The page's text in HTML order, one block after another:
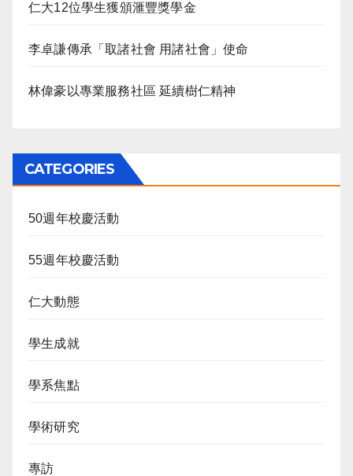
仁大12位學生獲頒滙豐獎學金
李卓謙傳承「取諸社會 用諸社會」使命
林偉豪以專業服務社區 延續樹仁精神
CATEGORIES
50週年校慶活動
55週年校慶活動
仁大動態
學生成就
學系焦點
學術研究
專訪